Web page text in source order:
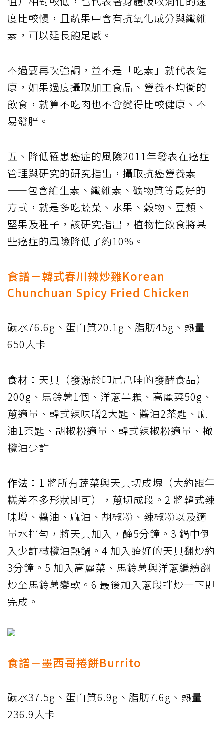
度比較慢，且蔬果中含有抗氧化成分與纖維
素，可以延長飽足感。
不過要再次強調，並不是「吃素」就代表健
康，如果過度攝取加工食品、營養不均衡的
飲食，就算不吃肉也不會變得比較健康、不
易發胖。
五、降低罹患癌症的風險2011年發表在癌症
管理與研究的研究指出，攝取抗癌營養素
——包含維生素、纖維素、礦物質等最好的
方式，就是多吃蔬菜、水果、穀物、豆類、
堅果及種子，該研究指出，植物性飲食將某
些癌症的風險降低了約10%。
食譜－韓式春川辣炒雞Korean
Chunchuan Spicy Fried Chicken
碳水76.6g、蛋白質20.1g、脂肪45g、熱量
650大卡
食材： 天貝（發源於印尼爪哇的發酵食品）
200g、馬鈴薯1個、洋蔥半顆、高麗菜50g、
蔥適量、韓式辣味噌2大匙、醬油2茶匙、麻
油1茶匙、胡椒粉適量、韓式辣椒粉適量、橄
欖油少許
作法： 1 將所有蔬菜與天貝切成塊（大約跟年
糕差不多形狀即可），蔥切成段。2 將韓式辣
味增、醬油、麻油、胡椒粉、辣椒粉以及適
量水拌勻，將天貝加入，醃5分鐘。3 鍋中倒
入少許橄欖油熱鍋。4 加入醃好的天貝翻炒約
3分鐘。5 加入高麗菜、馬鈴薯與洋蔥繼續翻
炒至馬鈴薯變軟。6 最後加入蔥段拌炒一下即
完成。
食譜－墨西哥捲餅Burrito
碳水37.5g、蛋白質6.9g、脂肪7.6g、熱量
236.9大卡